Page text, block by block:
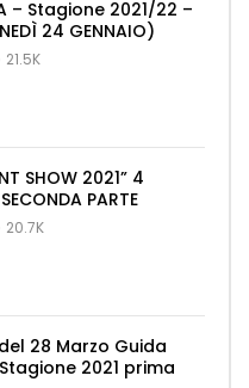
– Stagione 2021/22 –
24 GENNAIO)
21.5K
SHOW 2021” 4
PARTE
20.7K
28 Marzo Guida
2021 prima